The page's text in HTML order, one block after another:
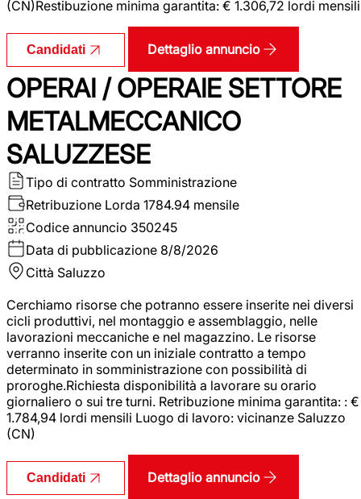
(CN)Restibuzione minima garantita: € 1.306,72 lordi mensili
Candidati Dettaglio annuncio
OPERAI / OPERAIE SETTORE
METALMECCANICO
SALUZZESE
Tipo di contratto Somministrazione
Retribuzione Lorda 1784.94 mensile
Codice annuncio 350245
Data di pubblicazione 8/8/2026
Città Saluzzo
Cerchiamo risorse che potranno essere inserite nei diversi
cicli produttivi, nel montaggio e assemblaggio, nelle
lavorazioni meccaniche e nel magazzino. Le risorse
verranno inserite con un iniziale contratto a tempo
determinato in somministrazione con possibilità di
proroghe.Richiesta disponibilità a lavorare su orario
giornaliero o sui tre turni. Retribuzione minima garantita: : €
1.784,94 lordi mensili Luogo di lavoro: vicinanze Saluzzo
(CN)
Candidati Dettaglio annuncio